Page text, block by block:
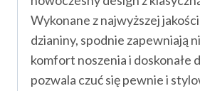
Wykonane z najwyższej
dzianiny, spodnie zapewniają
komfort noszenia i doskonałe
pozwala czuć się pewnie i